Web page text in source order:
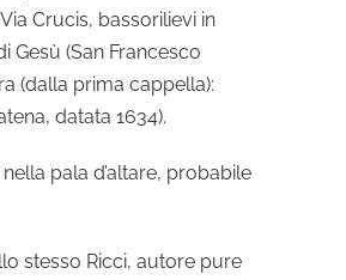
Crucis, bassorilievi in
Gesù (San Francesco
(dalla prima cappella):
datata 1634).
pala d’altare, probabile
stesso Ricci, autore pure